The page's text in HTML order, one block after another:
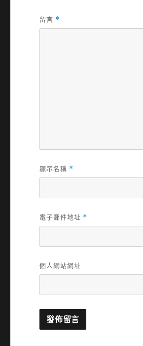
留言 *
顯示名稱 *
電子郵件地址 *
個人網站網址